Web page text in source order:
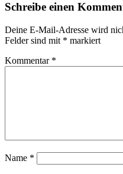
Schreibe einen
Deine E-Mail-Adresse wird
Felder sind mit * markiert
Kommentar *
Name *